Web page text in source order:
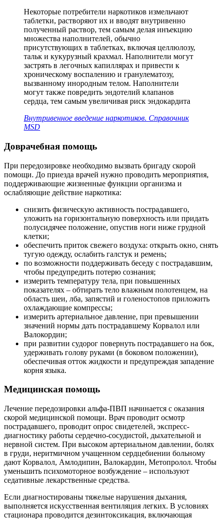
Некоторые потребители наркотиков измельчают
таблетки, растворяют их и вводят внутривенно
полученный раствор, тем самым делая инъекцию
множества наполнителей, обычно
присутствующих в таблетках, включая целлюлозу,
тальк и кукурузный крахмал. Наполнители могут
застрять в легочных капиллярах и привести к
хроническому воспалению и гранулематозу,
вызванному инородным телом. Наполнители
могут также повредить эндотелий клапанов
сердца, тем самым увеличивая риск эндокардита
Внутривенное введение наркотиков. Справочник
MSD
Доврачебная помощь
При передозировке необходимо вызвать бригаду скорой
помощи. До приезда врачей нужно проводить мероприятия,
поддерживающие жизненные функции организма и
ослабляющие действие наркотика:
снизить физическую активность пострадавшего,
уложить на горизонтальную поверхность или придать
полусидячее положение, опустив ноги ниже грудной
клетки;
обеспечить приток свежего воздуха: открыть окно, снять
тугую одежду, ослабить галстук и ремень;
по возможности поддерживать беседу с пострадавшим,
чтобы предупредить потерю сознания;
измерить температуру тела, при повышенных
показателях – обтирать тело влажным полотенцем, на
область шеи, лба, запястий и голеностопов приложить
охлаждающие компрессы;
измерить артериальное давление, при превышении
значений нормы дать пострадавшему Корвалол или
Валокордин;
при развитии судорог повернуть пострадавшего на бок,
удерживать голову руками (в боковом положении),
обеспечивая отток жидкости и предупреждая западение
корня языка.
Медицинская помощь
Лечение передозировки альфа-ПВП начинается с оказания
скорой медицинской помощи. Врач проводит осмотр
пострадавшего, проводит опрос свидетелей, экспресс-
диагностику работы сердечно-сосудистой, дыхательной и
нервной систем. При высоком артериальном давлении, болях
в груди, неритмичном учащенном сердцебиении больному
дают Корвалол, Амлодипин, Валокардин, Метопролол. Чтобы
уменьшить психомоторное возбуждение – используют
седативные лекарственные средства.
Если диагностированы тяжелые нарушения дыхания,
выполняется искусственная вентиляция легких. В условиях
стационара проводится дезинтоксикация, включающая